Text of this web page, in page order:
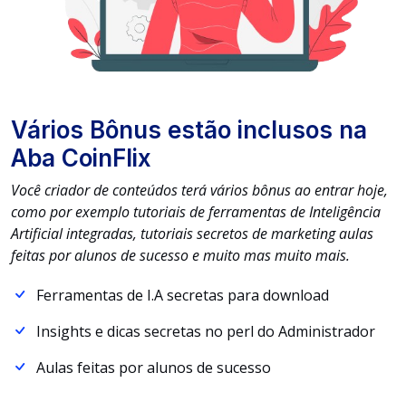
Vários Bônus estão inclusos na
Aba CoinFlix
Você criador de conteúdos terá vários bônus ao entrar hoje,
como por exemplo tutoriais de ferramentas de Inteligência
Artificial integradas, tutoriais secretos de marketing aulas
feitas por alunos de sucesso e muito mas muito mais.
Ferramentas de I.A secretas para download
Insights e dicas secretas no perfil do Administrador
Aulas feitas por alunos de sucesso